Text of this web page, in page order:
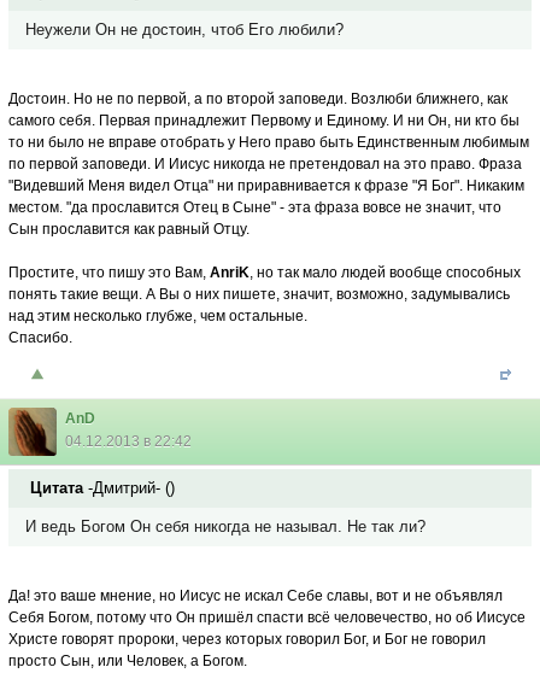
Неужели Он не достоин, чтоб Его любили?
Достоин. Но не по первой, а по второй заповеди. Возлюби ближнего, как
самого себя. Первая принадлежит Первому и Единому. И ни Он, ни кто бы
то ни было не вправе отобрать у Него право быть Единственным любимым
по первой заповеди. И Иисус никогда не претендовал на это право. Фраза
"Видевший Меня видел Отца" ни приравнивается к фразе "Я Бог". Никаким
местом. "да прославится Отец в Сыне" - эта фраза вовсе не значит, что
Сын прославится как равный Отцу.
Простите, что пишу это Вам, AnriK, но так мало людей вообще способных
понять такие вещи. А Вы о них пишете, значит, возможно, задумывались
над этим несколько глубже, чем остальные.
Спасибо.
AnD
04.12.2013 в 22:42
Цитата -Дмитрий- ()
И ведь Богом Он себя никогда не называл. Не так ли?
Да! это ваше мнение, но Иисус не искал Себе славы, вот и не объявлял
Себя Богом, потому что Он пришёл спасти всё человечество, но об Иисусе
Христе говорят пророки, через которых говорил Бог, и Бог не говорил
просто Сын, или Человек, а Богом.